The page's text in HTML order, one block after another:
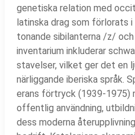
genetiska relation med
latinska drag som förlorats i
tonande sibilanterna /z/
inventarium inkluderar
stavelser, vilket ger det en
närliggande iberiska språk.
erans förtryck (1939-1975)
offentlig användning,
dess moderna